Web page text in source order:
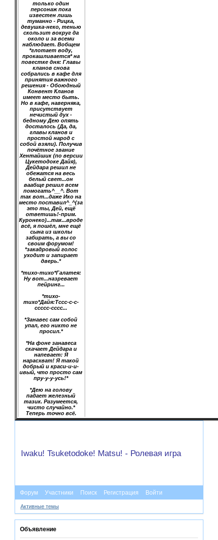
только один
персонаж пока
известен лишь
туманно - Рицка,
девушка-неко, тенью
скользит вокруг да
около и за всеми
наблюдает. Вобщем
*глотает воду,
прокашливается* на
повестке дня: Главы
кланов снова
собрались в кафе для
принятия важного
решения - Обоюдный
Конвент Кланов
имеет место быть.
Но в кафе, наверняка,
присутствует
нечистый дух -
бедному Дею опять
досталось (Да, да,
главы кланов и
простой народ с
собой взяли). Получив
почётное звание
Хентайшик (по версии
Цукетодоке Дайя),
Дейдара решил не
обежатся на весь
белый свет...он
ваабще решил всем
помогать^__^. Вот
так вот...даже Ико на
место поставил^_^(за
это ты, Дей, ещё
ответишь!-прим.
Куронеко)...так...вроде
всё, я пошёл, мне ещё
сына из школы
забирать, а вы со
своим форумом!
*закадровый голос
уходит и запирает
дверь.*
*тихо-тихо*Галатея:
Ну вот...назревает
пейринг...
*тихо-
тихо*Дайя:Тссс-с-с-
ссссс-сссс...
*Занавес сам собой
упал, его никто не
просил.*
*На фоне занавеса
скачает Дейдара и
напевает: Я
нарасхват! Я такой
добрый и краси-и-и-
ивый, что просто сам
пру-у-у-усь!*
*Дею на голову
падает железный
тазик. Разумеется,
чисто случайно.*
Теперь точно всё.
Iwaku! Tsuketodoke! Matsu! - Ролевая игра
Форум Участники Поиск Регистрация Войти
Активные темы
Объявление